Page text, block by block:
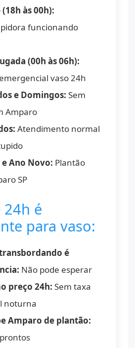
às 00h):
funcionando
(00h às 06h):
vaso 24h
e Domingos: Sem
Amparo
Atendimento normal
Ano Novo: Plantão
SP
24h é
para vaso:
é
Não pode esperar
preço 24h: Sem taxa
noturna
Amparo de plantão: